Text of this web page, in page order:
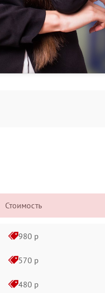
Стоимость
980 р
570 р
480 р